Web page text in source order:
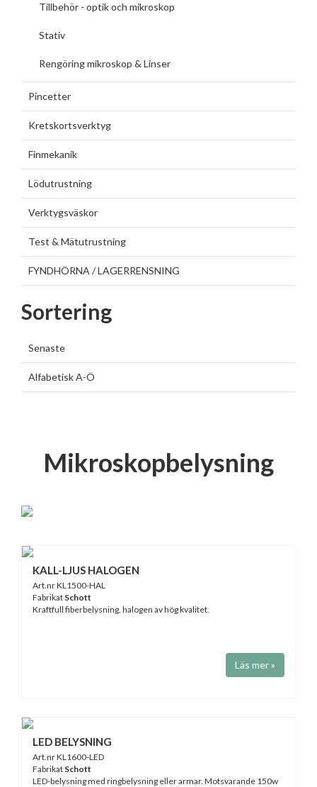
Tillbehör - optik och mikroskop
Stativ
Rengöring mikroskop & Linser
Pincetter
Kretskortsverktyg
Finmekanik
Lödutrustning
Verktygsväskor
Test & Mätutrustning
FYNDHÖRNA / LAGERRENSNING
Sortering
Senaste
Alfabetisk A-Ö
Mikroskopbelysning
KALL-LJUS HALOGEN
Art.nr KL1500-HAL
Fabrikat Schott
Kraftfull fiberbelysning, halogen av hög kvalitet.
Läs mer »
LED BELYSNING
Art.nr KL1600-LED
Fabrikat Schott
LED-belysning med ringbelysning eller armar. Motsvarande 150w